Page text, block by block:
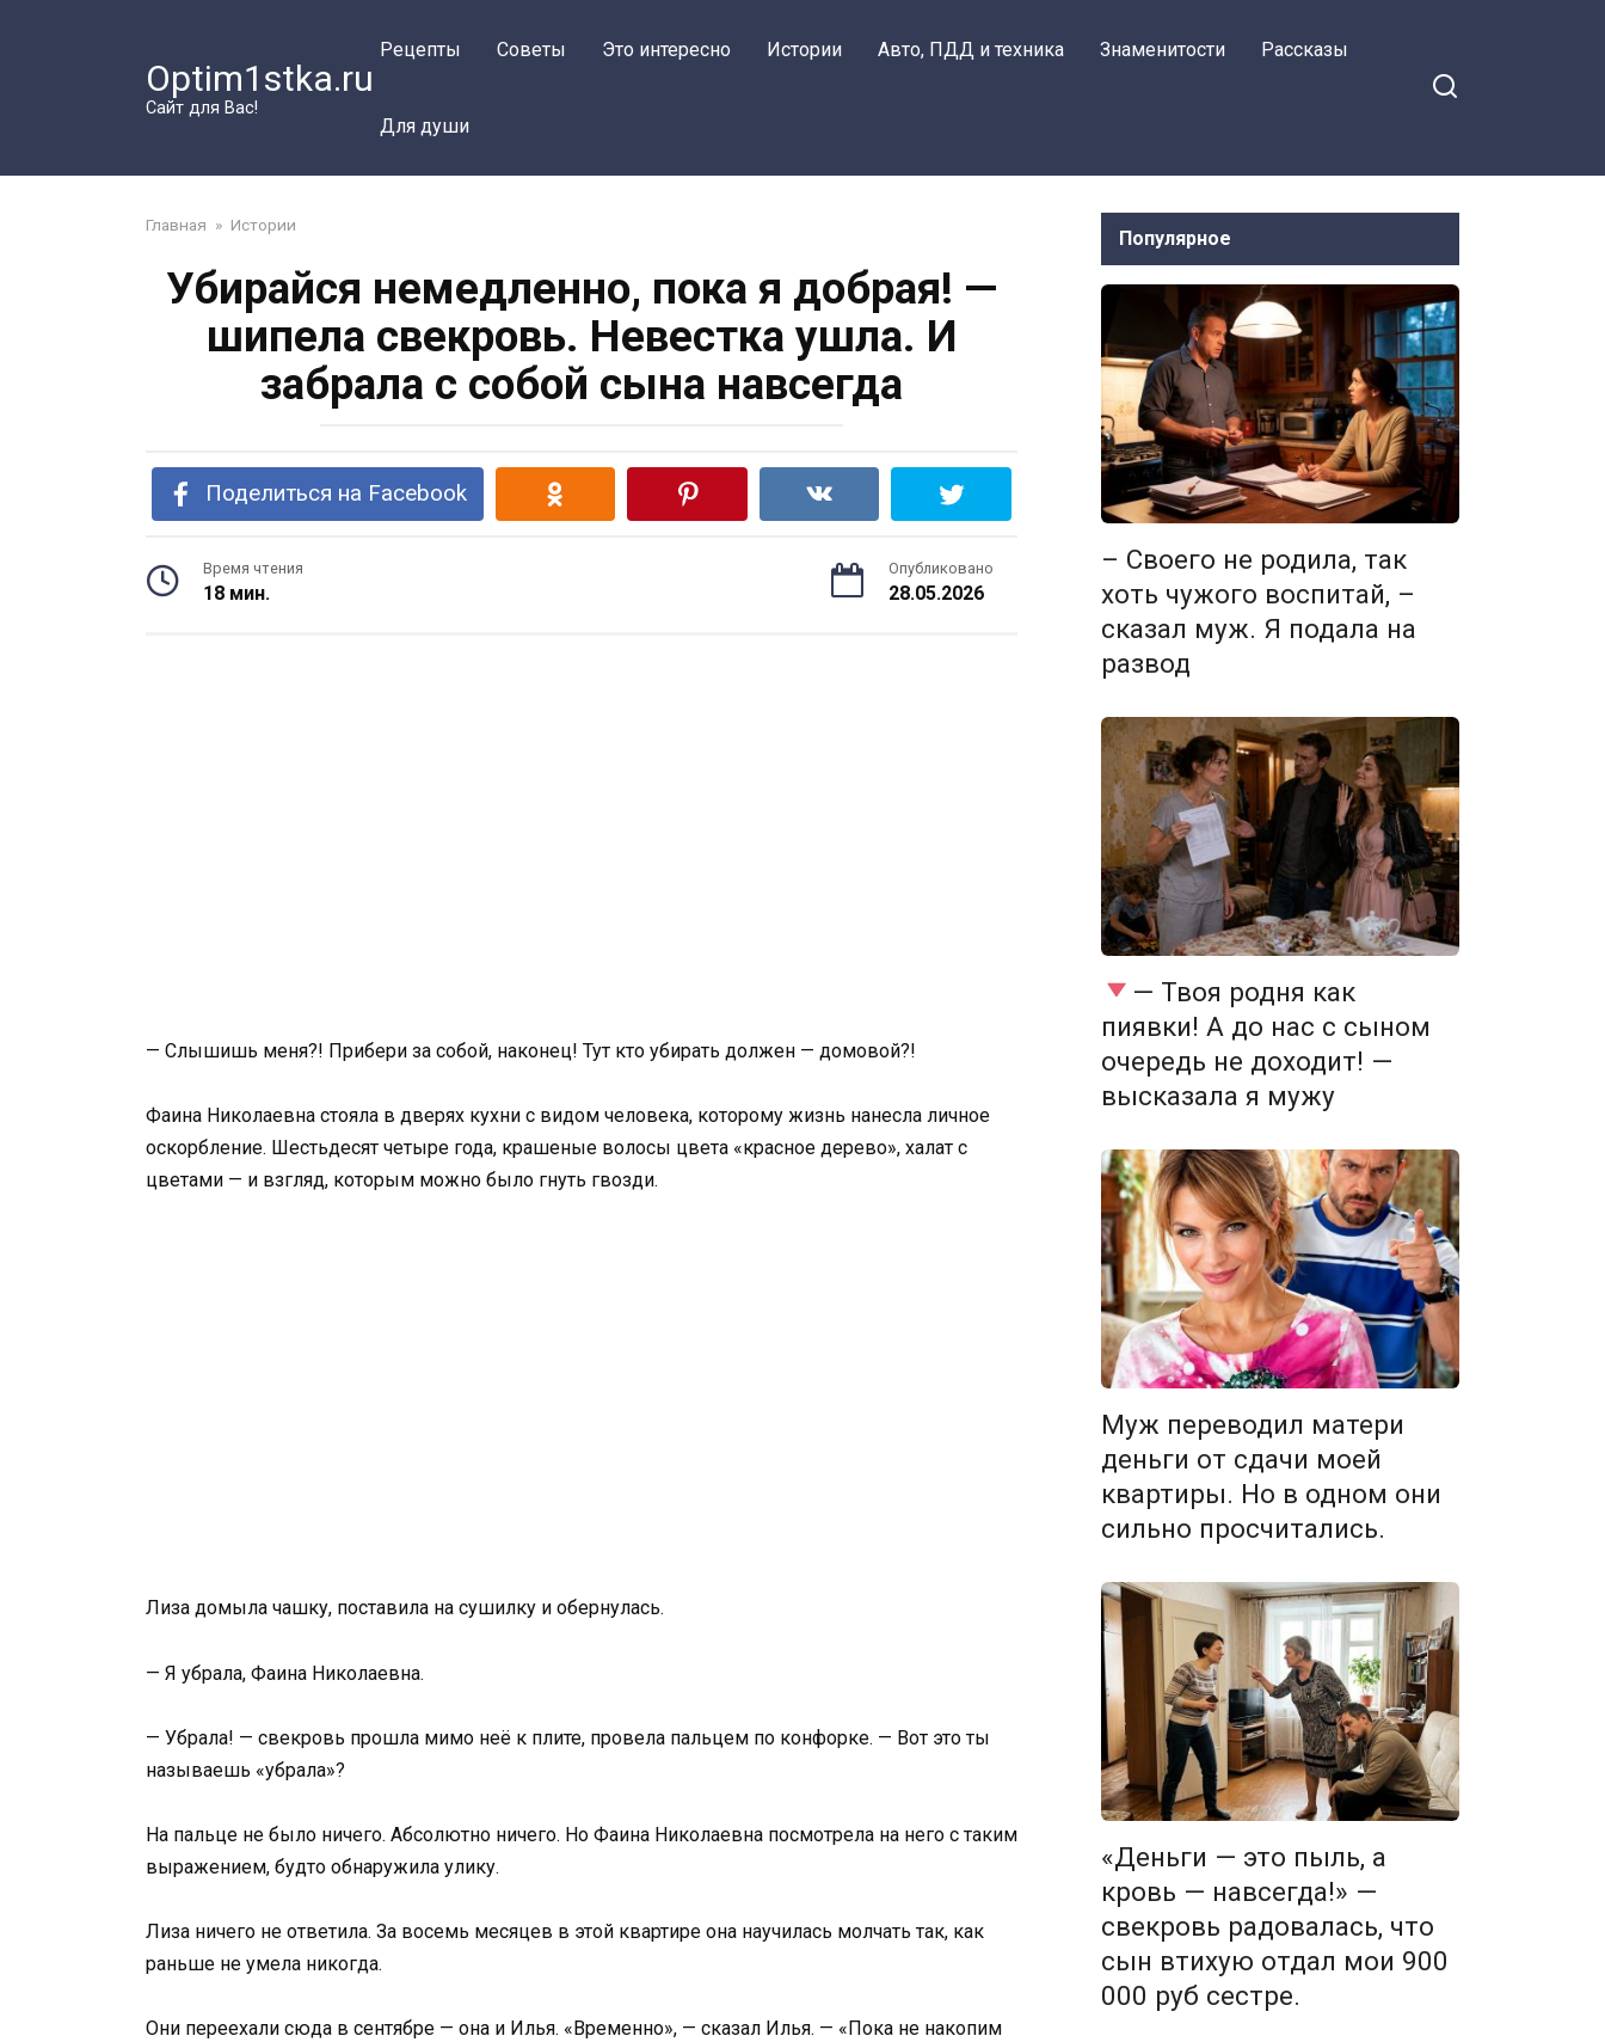
Optim1stka.ru
Сайт для Вас!
Рецепты Советы Это интересно Истории Авто, ПДД и техника Знаменитости Рассказы
Для души
Главная » Истории
Убирайся немедленно, пока я добрая! —
шипела свекровь. Невестка ушла. И
забрала с собой сына навсегда
Поделиться на Facebook
Время чтения
18 мин.
Опубликовано
28.05.2026
— Слышишь меня?! Прибери за собой, наконец! Тут кто убирать должен — домовой?!
Фаина Николаевна стояла в дверях кухни с видом человека, которому жизнь нанесла личное
оскорбление. Шестьдесят четыре года, крашеные волосы цвета «красное дерево», халат с
цветами — и взгляд, которым можно было гнуть гвозди.
Лиза домыла чашку, поставила на сушилку и обернулась.
— Я убрала, Фаина Николаевна.
— Убрала! — свекровь прошла мимо неё к плите, провела пальцем по конфорке. — Вот это ты
называешь «убрала»?
На пальце не было ничего. Абсолютно ничего. Но Фаина Николаевна посмотрела на него с таким
выражением, будто обнаружила улику.
Лиза ничего не ответила. За восемь месяцев в этой квартире она научилась молчать так, как
раньше не умела никогда.
Они переехали сюда в сентябре — она и Илья. «Временно», — сказал Илья. — «Пока не накопим
Популярное
– Своего не родила, так
хоть чужого воспитай, –
сказал муж. Я подала на
развод
— Твоя родня как
пиявки! А до нас с сыном
очередь не доходит! —
высказала я мужу
Муж переводил матери
деньги от сдачи моей
квартиры. Но в одном они
сильно просчитались.
«Деньги — это пыль, а
кровь — навсегда!» —
свекровь радовалась, что
сын втихую отдал мои 900
000 руб сестре.